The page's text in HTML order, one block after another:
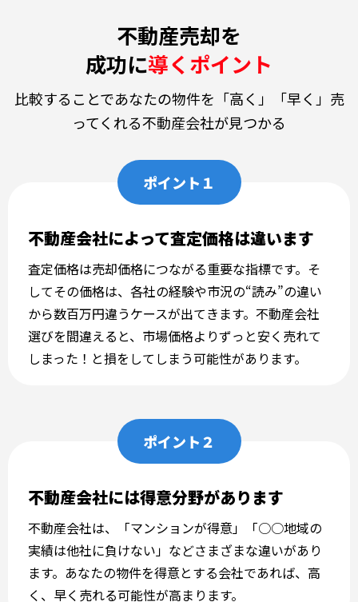
不動産売却を
成功に導くポイント
比較することであなたの物件を「高く」「早く」売
ってくれる不動産会社が見つかる
ポイント１
不動産会社によって査定価格は違います
査定価格は売却価格につながる重要な指標です。そ
してその価格は、各社の経験や市況の“読み”の違い
から数百万円違うケースが出てきます。不動産会社
選びを間違えると、市場価格よりずっと安く売れて
しまった！と損をしてしまう可能性があります。
ポイント２
不動産会社には得意分野があります
不動産会社は、「マンションが得意」「○○地域の
実績は他社に負けない」などさまざまな違いがあり
ます。あなたの物件を得意とする会社であれば、高
く、早く売れる可能性が高まります。